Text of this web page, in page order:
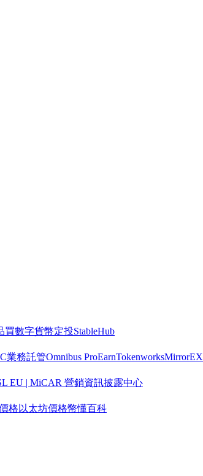
買數字貨幣定投StableHub
業務託管Omnibus ProEarnTokenworksMirrorEX
EU | MiCAR 營銷資訊披露中心
格 以太坊價格幣懂百科